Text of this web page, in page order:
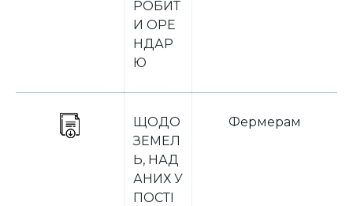
РОБИТ
И ОРЕ
НДАР
Ю
ЩОДО
ЗЕМЕЛ
Ь, НАД
АНИХ У
ПОСТІ
Фермерам